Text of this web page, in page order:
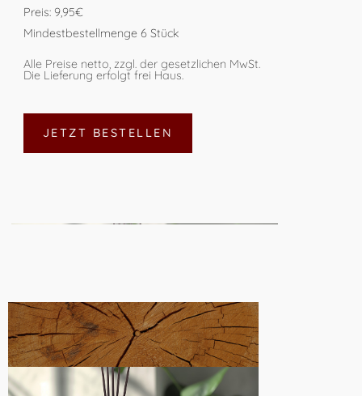
Preis: 9,95€
Mindestbestellmenge 6 Stück
Alle Preise netto, zzgl. der gesetzlichen MwSt.
Die Lieferung erfolgt frei Haus.
JETZT BESTELLEN